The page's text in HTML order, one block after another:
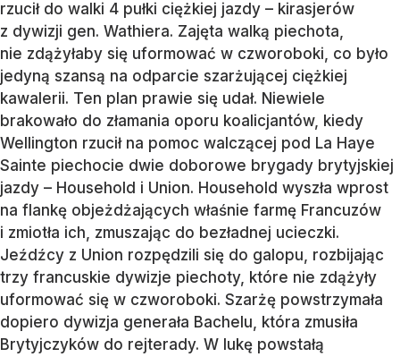
rzucił do walki 4 pułki ciężkiej jazdy – kirasjerów
z dywizji gen. Wathiera. Zajęta walką piechota,
nie zdążyłaby się uformować w czworoboki, co było
jedyną szansą na odparcie szarżującej ciężkiej
kawalerii. Ten plan prawie się udał. Niewiele
brakowało do złamania oporu koalicjantów, kiedy
Wellington rzucił na pomoc walczącej pod La Haye
Sainte piechocie dwie doborowe brygady brytyjskiej
jazdy – Household i Union. Household wyszła wprost
na flankę objeżdżających właśnie farmę Francuzów
i zmiotła ich, zmuszając do bezładnej ucieczki.
Jeźdźcy z Union rozpędzili się do galopu, rozbijając
trzy francuskie dywizje piechoty, które nie zdążyły
uformować się w czworoboki. Szarżę powstrzymała
dopiero dywizja generała Bachelu, która zmusiła
Brytyjczyków do rejterady. W lukę powstałą